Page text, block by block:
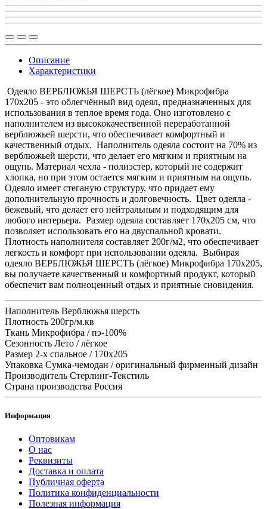
Описание
Характеристики
Одеяло ВЕРБЛЮЖЬЯ ШЕРСТЬ (лёгкое) Микрофибра
170x205 - это облегчённый вид одеял, предназначенных для
использования в теплое время года. Оно изготовлено с
наполнителем из высококачественной переработанной
верблюжьей шерсти, что обеспечивает комфортный и
качественный отдых. Наполнитель одеяла состоит на 70% из
верблюжьей шерсти, что делает его мягким и приятным на
ощупь. Материал чехла - полиэстер, который не содержит
хлопка, но при этом остается мягким и приятным на ощупь.
Одеяло имеет стеганую структуру, что придает ему
дополнительную прочность и долговечность. Цвет одеяла -
бежевый, что делает его нейтральным и подходящим для
любого интерьера. Размер одеяла составляет 170х205 см, что
позволяет использовать его на двуспальной кровати.
Плотность наполнителя составляет 200г/м2, что обеспечивает
легкость и комфорт при использовании одеяла. Выбирая
одеяло ВЕРБЛЮЖЬЯ ШЕРСТЬ (лёгкое) Микрофибра 170x205,
вы получаете качественный и комфортный продукт, который
обеспечит вам полноценный отдых и приятные сновидения.
Наполнитель Верблюжья шерсть
Плотность 200гр/м.кв
Ткань Микрофибра / пэ-100%
Сезонность Лето / лёгкое
Размер 2-х спальное / 170x205
Упаковка Сумка-чемодан / оригинальный фирменный дизайн
Производитель Стерлинг-Текстиль
Страна производства Россия
Информация
Оптовикам
О нас
Реквизиты
Доставка и оплата
Публичная оферта
Политика конфиденциальности
Полезная информация